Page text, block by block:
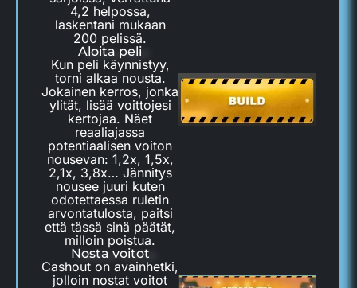
4,2 helpossa,
laskentani mukaan
200 pelissä.
Aloita peli
Kun peli käynnistyy,
torni alkaa nousta.
Jokainen kerros, jonka
ylität, lisää voittojesi
kertojaa. Näet
reaaliajassa
potentiaalisen voiton
nousevan: 1,2x, 1,5x,
2,1x, 3,8x… Jännitys
nousee juuri kuten
odotettaessa ruletin
arvontatulosta, paitsi
että tässä sinä päätät,
milloin poistua.
Nosta voitot
Cashout on avainhetki,
jolloin nostat voitot